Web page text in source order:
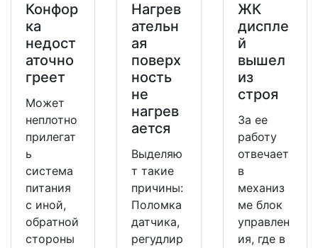
Конфор
ка
недост
аточно
греет
Может
неплотно
прилегат
ь
система
питания
с иной,
обратной
стороны
Нагрев
ательн
ая
поверх
ность
не
нагрев
ается
Выделяю
т такие
причины:
Поломка
датчика,
регудлир
ЖК
диспле
й
вышел
из
строя
За ее
работу
отвечает
в
механиз
ме блок
управлен
ия, где в